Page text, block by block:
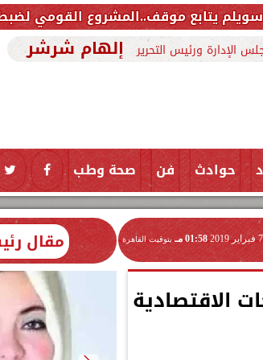
القومي لضبط نهر النيل وفرعيه
الإدارة ورئيس التحرير إلهام شرشر
حوادث فن صحة وطب
01:58 مـ بتوقيت القاهرة
الاقتصادية
مقال